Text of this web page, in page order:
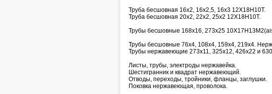
Труба бесшовная 16х2, 16х2,5, 16х3 12Х18Н10Т.
Труба бесшовная 20х2, 22х2, 25х2 12Х18Н10Т.
Трубы бесшовные 168х16, 273х25
Трубы бесшовные 76х4, 108х4, 159х4, 219х4.
Трубы нержавеющие 273х11, 325х12, 426х22 и
Листы, трубы, электроды нержавейка.
Шестигранник и квадрат нержавеющий.
Отводы, переходы, тройники, фланцы, заглушки.
Поковка нержавеющая, проволока.